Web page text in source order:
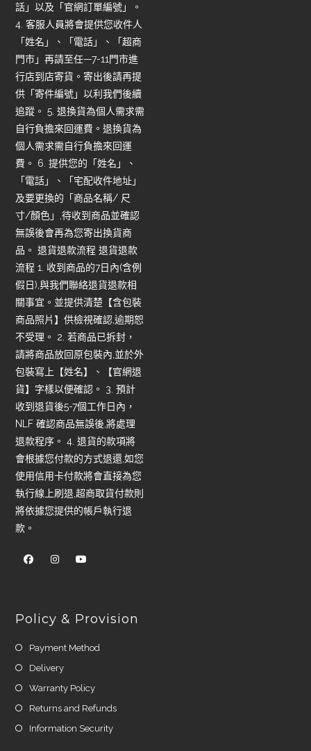
話」以及「官網訂單編號」。
4. 客服人員將會提供您收件人
「姓名」、「電話」、「超商
門市」再請至任—7-11門市進
行店到店寄貨。寄出後請再提
供「寄件編號」以利我們後續
追蹤。 5. 退換貨為個人需求需
自行負擔來回運費。退換貨為
個人需求需自行負擔來回運
費。 6. 提供您的「姓名」、
「電話」、「宅配收件地址」
及要更換的「商品名稱/ 尺
寸/顏色」,待收到商品並確認
無誤後會再為您寄出換貨商
品。 退貨退款流程 退貨退款
流程 1. 收到商品的7日內(含例
假日),與我們聯絡退貨退款相
關事宜。並提供清楚【含包裝
商品照片】供檢視確認,逾期恕
不受理。 2. 若商品已拆封，
請將商品放回原包裝內,並於外
包裝寫上【姓名】、【官網退
貨】字樣以便確認。 3. 預計
收到退貨後5-7個工作日內，
NLF 確認商品無誤後,將處理
退款程序。 4. 退貨的款項將
會根據您付款的方式退還,如您
使用信用卡付款將會直接為您
執行線上刷退,超商取貨付款則
將依據您提供的帳戶執行退
款。
Policy & Provision
Payment Method
Delivery
Warranty Policy
Returns and Refunds
Information Security